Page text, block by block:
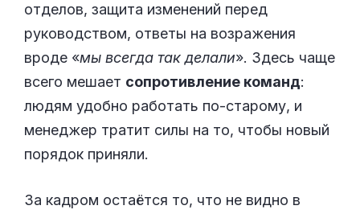
отделов, защита изменений перед
руководством, ответы на возражения
вроде «мы всегда так делали». Здесь чаще
всего мешает сопротивление команд:
людям удобно работать по-старому, и
менеджер тратит силы на то, чтобы новый
порядок приняли.
За кадром остаётся то, что не видно в